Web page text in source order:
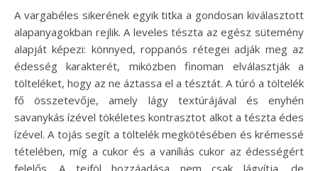
A vargabéles sikerének egyik titka a gondosan kiválasztott
alapanyagokban rejlik. A leveles tészta az egész sütemény
alapját képezi: könnyed, roppanós rétegei adják meg az
édesség karakterét, miközben finoman elválasztják a
tölteléket, hogy az ne áztassa el a tésztát. A túró a töltelék
fő összetevője, amely lágy textúrájával és enyhén
savanykás ízével tökéletes kontrasztot alkot a tészta édes
ízével. A tojás segít a töltelék megkötésében és krémessé
tételében, míg a cukor és a vaníliás cukor az édességért
felelős. A tejföl hozzáadása nem csak lágyítja, de